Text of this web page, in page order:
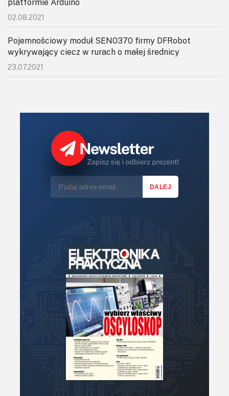
platformie Arduino
02.08.2021
Pojemnościowy moduł SEN0370 firmy DFRobot
wykrywający ciecz w rurach o małej średnicy
23.07.2021